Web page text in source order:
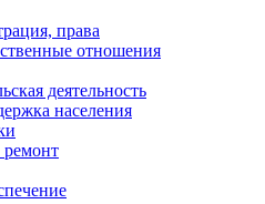
права
отношения
деятельность
населения
ремонт